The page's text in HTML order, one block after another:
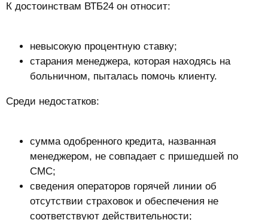
К достоинствам ВТБ24 он относит:
невысокую процентную ставку;
старания менеджера, которая находясь на
больничном, пыталась помочь клиенту.
Среди недостатков:
сумма одобренного кредита, названная
менеджером, не совпадает с пришедшей по
СМС;
сведения операторов горячей линии об
отсутствии страховок и обеспечения не
соответствуют действительности;